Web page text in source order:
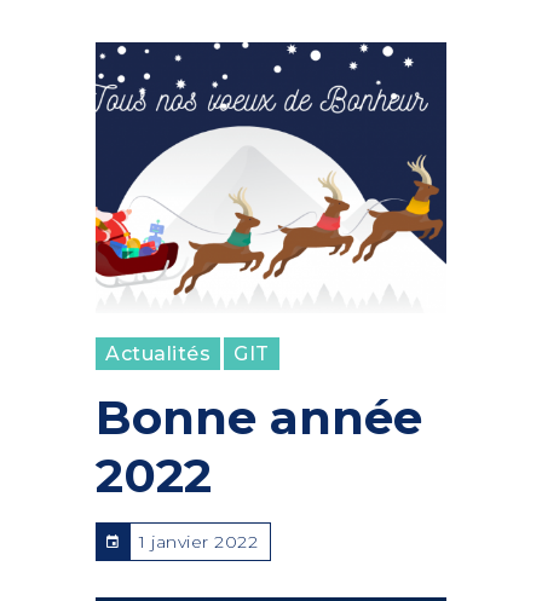
Actualités GIT
Bonne année
2022
1 janvier 2022